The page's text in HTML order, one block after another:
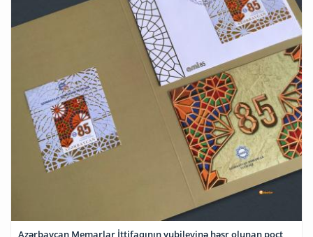
Azərbaycan Memarlar İttifaqının yubileyinə həsr olunan poçt